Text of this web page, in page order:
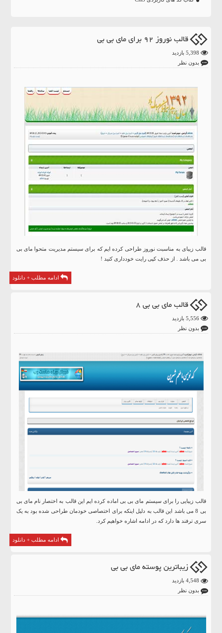
قالب نوروز 92 برای مای بی بی
بدون نظر
قالب زیبای به مناسبت نوروز طراحی کرده ایم که برای سیستم مدیریت متحوا مای بی
بی می باشد . از حذف کپی رایت خودداری کنید !
ادامه مطلب + دانلود
قالب مای بی بی 8
5,556 بازدید
بدون نظر
قالب زیبایی را برای سیستم مای بی بی اماده کرده ایم این قالب به اختصار نام مای بی
بی 8 می باشد این قالب به دلیل اینکه برای اختصاصی خودمان طراحی شده بود به یک
سری ترفند ها دارد که در ادامه اشاره خواهیم کرد.
ادامه مطلب + دانلود
زیباترین پوسته مای بی بی
بدون نظر